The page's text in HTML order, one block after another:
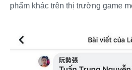
phẩm khác trên thị trường game